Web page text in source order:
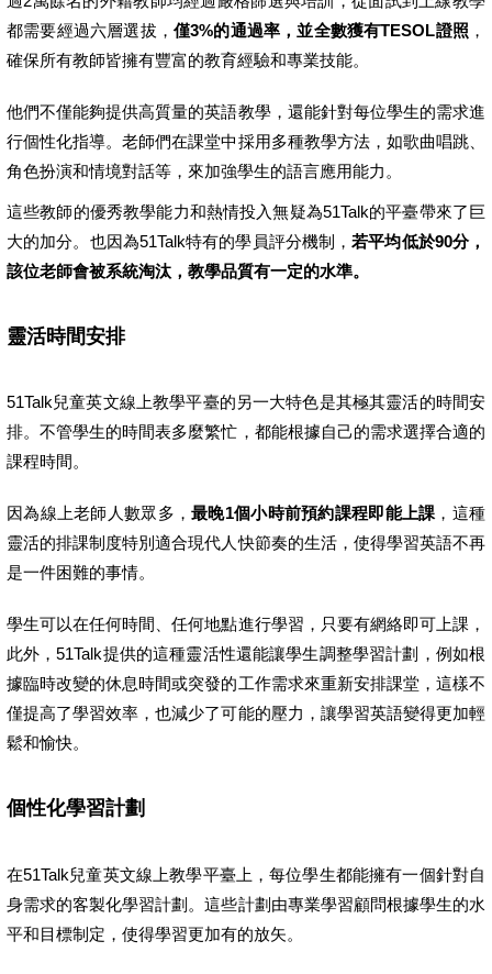
都需要經過六層選拔， 僅3%的通過率，並全數獲有TESOL證照 ，
確保所有教師皆擁有豐富的教育經驗和專業技能。
他們不僅能夠提供高質量的英語教學，還能針對每位學生的需求進
行個性化指導。老師們在課堂中採用多種教學方法，如歌曲唱跳、
角色扮演和情境對話等，來加強學生的語言應用能力。
這些教師的優秀教學能力和熱情投入無疑為51Talk的平臺帶來了巨
大的加分。也因為51Talk特有的學員評分機制，若平均低於90分，
該位老師會被系統淘汰，教學品質有一定的水準。
靈活時間安排
51Talk兒童英文線上教學平臺的另一大特色是其極其靈活的時間安
排。不管學生的時間表多麼繁忙，都能根據自己的需求選擇合適的
課程時間。
因為線上老師人數眾多，最晚1個小時前預約課程即能上課，這種
靈活的排課制度特別適合現代人快節奏的生活，使得學習英語不再
是一件困難的事情。
學生可以在任何時間、任何地點進行學習，只要有網絡即可上課，
此外，51Talk提供的這種靈活性還能讓學生調整學習計劃，例如根
據臨時改變的休息時間或突發的工作需求來重新安排課堂，這樣不
僅提高了學習效率，也減少了可能的壓力，讓學習英語變得更加輕
鬆和愉快。
個性化學習計劃
在51Talk兒童英文線上教學平臺上，每位學生都能擁有一個針對自
身需求的客製化學習計劃。這些計劃由專業學習顧問根據學生的水
平和目標制定，使得學習更加有的放矢。